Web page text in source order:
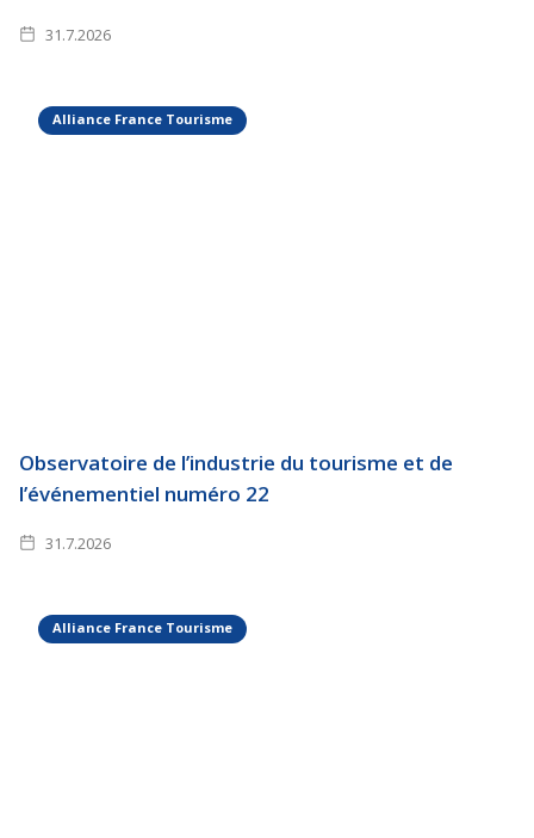
31.7.2026
Alliance France Tourisme
Observatoire de l’industrie du tourisme et de
l’événementiel numéro 22
31.7.2026
Alliance France Tourisme